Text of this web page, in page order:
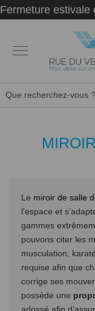
Le miroir de salle
l'espace et
gammes
pouvons citer les
musculation,
requise afin que
corrige ses
possède une
Panneau de gestion